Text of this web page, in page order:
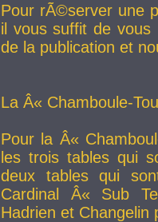
Pour rÃ©server une
il vous suffit de vous
de la publication et
La Â« Chamboule-
Pour la Â«
les trois tables qui
deux tables qui
Cardinal
Â« Sub
Hadrien et Changelin